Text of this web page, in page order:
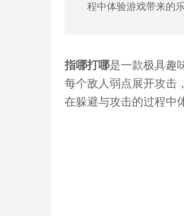
程中体验游戏带来的
指哪打哪是一款极具趣
每个敌人弱点展开攻击
在躲避与攻击的过程中